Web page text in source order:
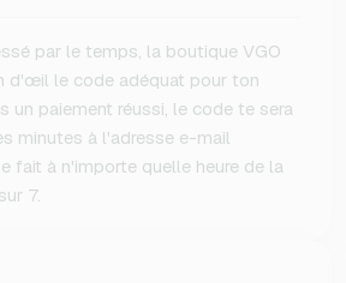
par le temps, la boutique VGO
d'œil le code adéquat pour ton
un paiement réussi, le code te sera
minutes à l'adresse e-mail
fait à n'importe quelle heure de la
7.